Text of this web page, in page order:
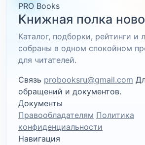
PRO Books
Книжная полка
Каталог, подборки, рейтинги и
собраны в одном спокойном
для читателей.
Связь probooksru@gmail.com
обращений и документов.
Документы
Правообладателям Политика
конфиденциальности
Навигация